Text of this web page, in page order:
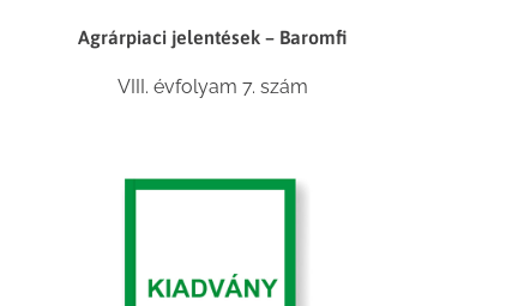
Agrárpiaci jelentések – Baromfi
VIII. évfolyam 7. szám